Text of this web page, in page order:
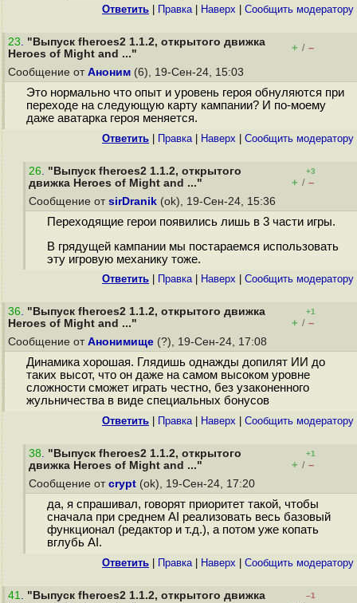
Ответить Правка| Наверх Cообщить модератору
23. "Выпуск fheroes2 1.1.2, открытого движка
Heroes of Might and ..."
+ / –
Сообщение от Аноним (6), 19-Сен-24, 15:03
Это нормально что опыт и уровень героя обнуляются при
переходе на следующую карту кампании? И по-моему
даже аватарка героя меняется.
Ответить Правка| Наверх Cообщить модератору
26. "Выпуск fheroes2 1.1.2, открытого
движка Heroes of Might and ..."
+3
+ / –
Сообщение от sirDranik (ok), 19-Сен-24, 15:36
Переходящие герои появились лишь в 3 части игры.
В грядущей кампании мы постараемся использовать
эту игровую механику тоже.
Ответить Правка| Наверх Cообщить модератору
36. "Выпуск fheroes2 1.1.2, открытого движка
Heroes of Might and ..."
+1
+ / –
Сообщение от Анонимище (?), 19-Сен-24, 17:08
Динамика хорошая. Глядишь однажды допилят ИИ до
таких высот, что он даже на самом высоком уровне
сложности сможет играть честно, без узаконенного
жульничества в виде специальных бонусов
Ответить Правка| Наверх Cообщить модератору
38. "Выпуск fheroes2 1.1.2, открытого
движка Heroes of Might and ..."
+1
+ / –
Сообщение от crypt (ok), 19-Сен-24, 17:20
да, я спрашивал, говорят приоритет такой, чтобы
сначала при среднем AI реализовать весь базовый
функционал (редактор и т.д.), а потом уже копать
вглубь AI.
Ответить Правка| Наверх Cообщить модератору
41. "Выпуск fheroes2 1.1.2, открытого движка
–1